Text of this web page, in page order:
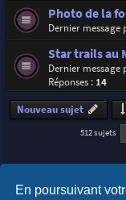
En poursuivant
Photo de la
Dernier message
Star trails au
Dernier message
Réponses : 14
Nouveau sujet
512 sujets